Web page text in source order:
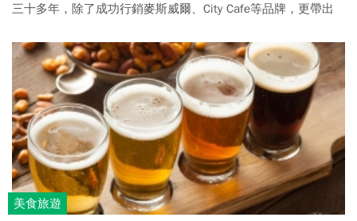
三十多年，除了成功行銷麥斯威爾、City Cafe等品牌，更帶出
美食旅遊